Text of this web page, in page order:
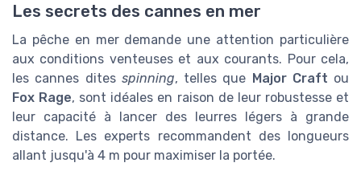
Les secrets des cannes en mer
La pêche en mer demande une attention particulière
aux conditions venteuses et aux courants. Pour cela,
les cannes dites spinning, telles que Major Craft ou
Fox Rage, sont idéales en raison de leur robustesse et
leur capacité à lancer des leurres légers à grande
distance. Les experts recommandent des longueurs
allant jusqu'à 4 m pour maximiser la portée.